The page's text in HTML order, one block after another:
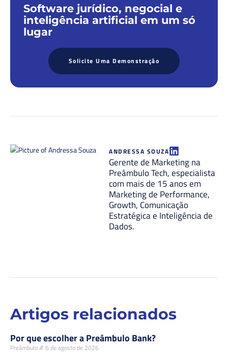
Software jurídico, negocial e
inteligência artificial em um só
lugar
Solicite Uma Demonstração
ANDRESSA SOUZA
Gerente de Marketing na
Preâmbulo Tech, especialista
com mais de 15 anos em
Marketing de Performance,
Growth, Comunicação
Estratégica e Inteligência de
Dados.
Artigos relacionados
Por que escolher a Preâmbulo Bank?
Preâmbulo
6 de agosto de 2026